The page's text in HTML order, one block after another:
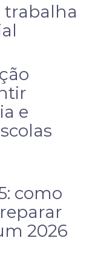
trabalha
e
como
2026